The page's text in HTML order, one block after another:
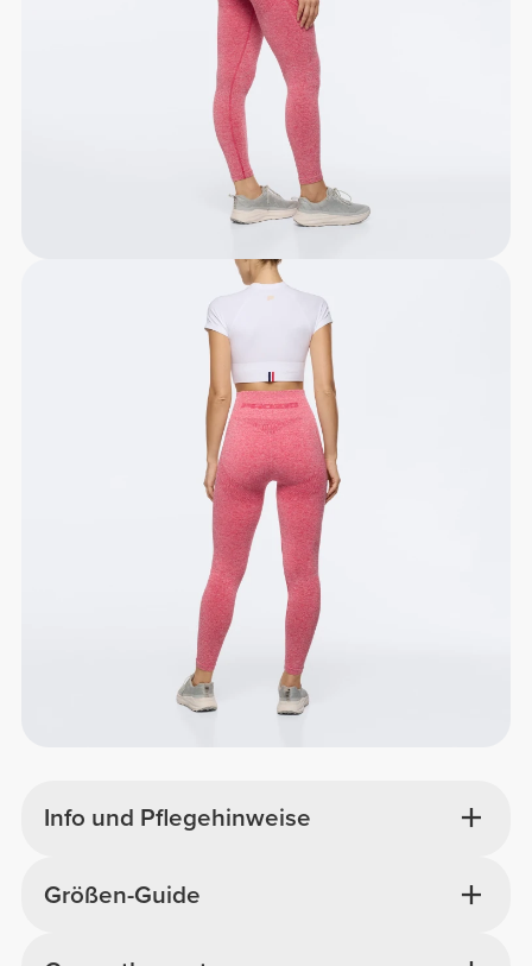
Info und Pflegehinweise
Größen-Guide